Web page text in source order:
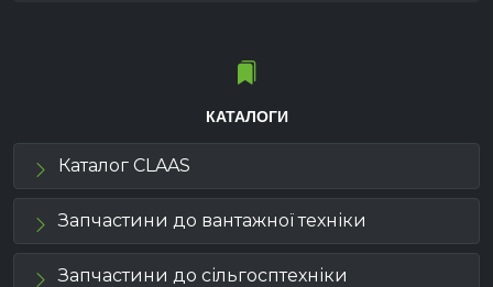
КАТАЛОГИ
Каталог CLAAS
Запчастини до вантажної техніки
Запчастини до сільгосптехніки